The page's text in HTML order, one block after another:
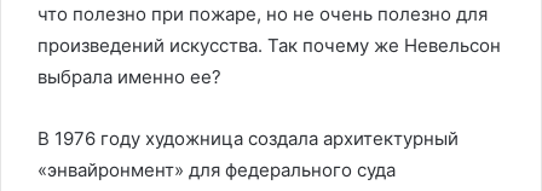
что полезно при пожаре, но не очень полезно для
произведений искусства. Так почему же Невельсон
выбрала именно ее?
В 1976 году художница создала архитектурный
«энвайронмент» для федерального суда